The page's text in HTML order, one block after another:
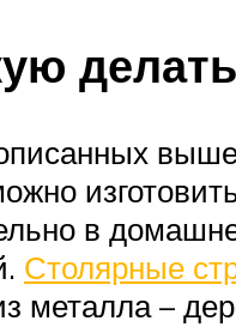
делать
в
Столярные
металла –